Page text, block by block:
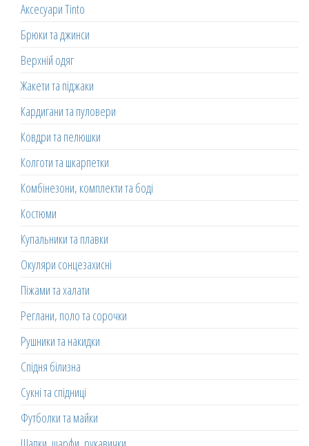
Аксесуари Tinto
Брюки та джинси
Верхній одяг
Жакети та піджаки
Кардигани та пуловери
Ковдри та пелюшки
Колготи та шкарпетки
Комбінезони, комплекти та боді
Костюми
Купальники та плавки
Окуляри сонцезахисні
Піжами та халати
Реглани, поло та сорочки
Рушники та накидки
Спідня білизна
Сукні та спідниці
Футболки та майки